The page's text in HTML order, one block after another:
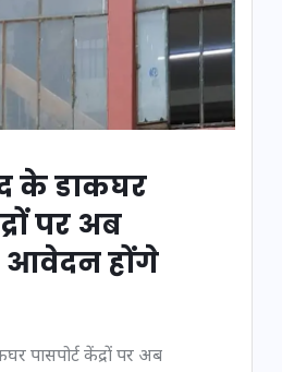
के डाकघर
पर अब
आवेदन होंगे
पासपोर्ट केंद्रों पर अब